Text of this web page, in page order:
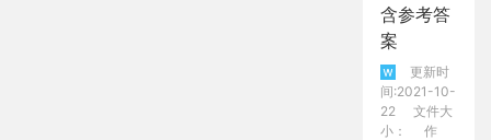
含参考答
案
更新时
间:2021-10-
22
文件大
小：
作